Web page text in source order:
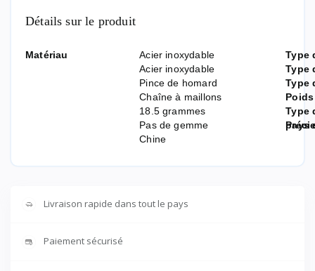
Détails sur le produit
Matériau Acier inoxydable
Type
Acier inoxydable
Type
Pince de homard
Type
Chaîne à maillons
18.5 grammes
Type
Pas de gemme
Pays
Chine
Livraison rapide dans tout le pays
Paiement sécurisé